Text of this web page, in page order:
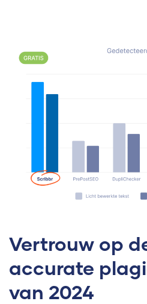
Vertrouw op
accurate
van 2024